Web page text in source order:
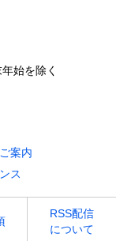
始を除く
案内
ス
RSS配信
について